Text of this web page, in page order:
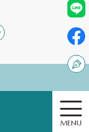
MENU